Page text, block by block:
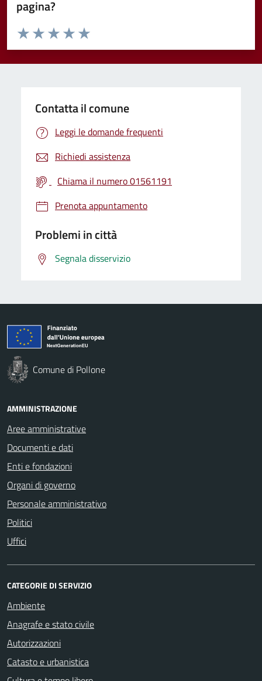
pagina?
Valuta da 1 a 5 stelle la pagina
Valuta 5 stelle su 5
Valuta 4 stelle su 5
Valuta 3 stelle su 5
Valuta 2 stelle su 5
Valuta 1 stelle su 5
Contatta il comune
Leggi le domande frequenti
Richiedi assistenza
Chiama il numero 01561191
Prenota appuntamento
Problemi in città
Segnala disservizio
Comune di Pollone
AMMINISTRAZIONE
Aree amministrative
Documenti e dati
Enti e fondazioni
Organi di governo
Personale amministrativo
Politici
Uffici
CATEGORIE DI SERVIZIO
Ambiente
Anagrafe e stato civile
Autorizzazioni
Catasto e urbanistica